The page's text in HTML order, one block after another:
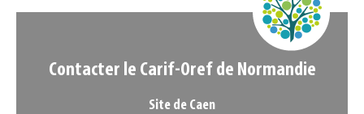
Contacter le Carif-Oref de Normandie
Site de Caen